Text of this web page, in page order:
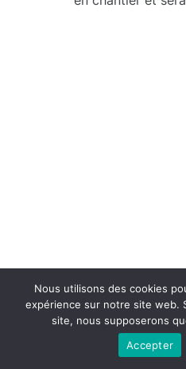
Copyright © 2026la
Nous utilisons des cookies
expérience sur notre site web.
site, nous supposerons
Accepter